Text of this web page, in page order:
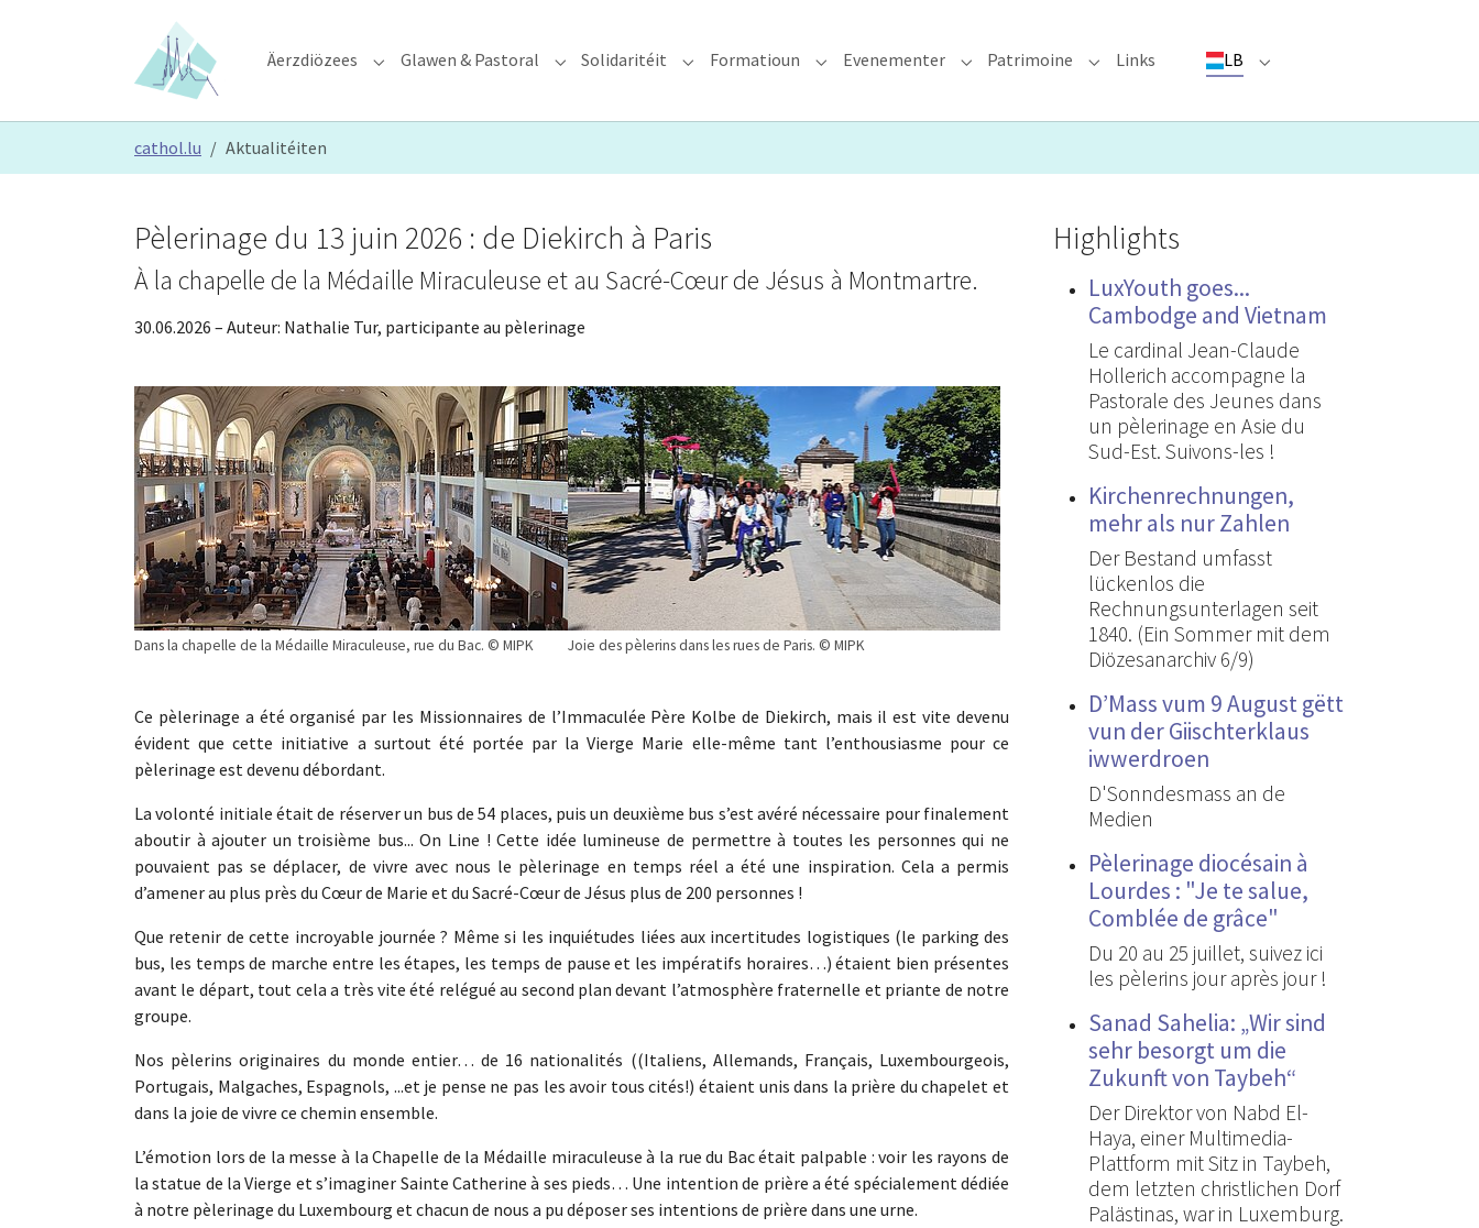
Äerzdiözees Submenu for "Äerzdiözees"
Glawen & Pastoral Submenu for "Glawen & Pastoral"
Solidaritéit Submenu for "Solidaritéit"
Formatioun Submenu for "Formatioun"
Evenementer Submenu for "Evenementer"
Patrimoine Submenu for "Patrimoine"
Links LB Submenu for "LB"
cathol.lu Aktualitéiten
Show larger version
Dans la chapelle de la Médaille Miraculeuse, rue du Bac. © MIPK
Show larger version
Joie des pèlerins dans les rues de Paris. © MIPK
Ce pèlerinage a été organisé par les Missionnaires de l’Immaculée Père Kolbe de Diekirch, mais il est vite devenu
évident que cette initiative a surtout été portée par la Vierge Marie elle-même tant l’enthousiasme pour ce
pèlerinage est devenu débordant.
La volonté initiale était de réserver un bus de 54 places, puis un deuxième bus s’est avéré nécessaire pour finalement
aboutir à ajouter un troisième bus... On Line ! Cette idée lumineuse de permettre à toutes les personnes qui ne
pouvaient pas se déplacer, de vivre avec nous le pèlerinage en temps réel a été une inspiration. Cela a permis
d’amener au plus près du Cœur de Marie et du Sacré-Cœur de Jésus plus de 200 personnes !
Que retenir de cette incroyable journée ? Même si les inquiétudes liées aux incertitudes logistiques (le parking des
bus, les temps de marche entre les étapes, les temps de pause et les impératifs horaires…) étaient bien présentes
avant le départ, tout cela a très vite été relégué au second plan devant l’atmosphère fraternelle et priante de notre
groupe.
Nos pèlerins originaires du monde entier… de 16 nationalités ((Italiens, Allemands, Français, Luxembourgeois,
Portugais, Malgaches, Espagnols, ...et je pense ne pas les avoir tous cités!) étaient unis dans la prière du chapelet et
dans la joie de vivre ce chemin ensemble.
L’émotion lors de la messe à la Chapelle de la Médaille miraculeuse à la rue du Bac était palpable : voir les rayons de
la statue de la Vierge et s’imaginer Sainte Catherine à ses pieds… Une intention de prière a été spécialement dédiée
à notre pèlerinage du Luxembourg et chacun de nous a pu déposer ses intentions de prière dans une urne.
Pèlerinage du 13 juin 2026 : de Diekirch à Paris
À la chapelle de la Médaille Miraculeuse et au Sacré-Cœur de Jésus à Montmartre.
30.06.2026 – Auteur: Nathalie Tur, participante au pèlerinage
Highlights
LuxYouth goes...
Cambodge and Vietnam
Le cardinal Jean-Claude
Hollerich accompagne la
Pastorale des Jeunes dans
un pèlerinage en Asie du
Sud-Est. Suivons-les !
Kirchenrechnungen,
mehr als nur Zahlen
Der Bestand umfasst
lückenlos die
Rechnungsunterlagen seit
1840. (Ein Sommer mit dem
Diözesanarchiv 6/9)
D’Mass vum 9 August gëtt
vun der Giischterklaus
iwwerdroen
D'Sonndesmass an de
Medien
Pèlerinage diocésain à
Lourdes : "Je te salue,
Comblée de grâce"
Du 20 au 25 juillet, suivez ici
les pèlerins jour après jour !
Sanad Sahelia: „Wir sind
sehr besorgt um die
Zukunft von Taybeh“
Der Direktor von Nabd El-
Haya, einer Multimedia-
Plattform mit Sitz in Taybeh,
dem letzten christlichen Dorf
Palästinas, war in Luxemburg.